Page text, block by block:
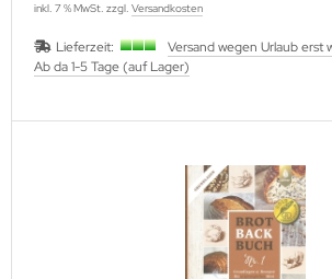
inkl. 7 % MwSt. zzgl. Versandkosten
Lieferzeit:
Versand wegen Urlaub erst
Ab da 1-5 Tage (auf Lager)